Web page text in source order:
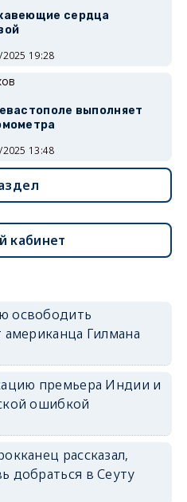
сердца
19:28
выполняет
13:48
кабинет
освободить
Гилмана
премьера Индии и
ошибкой
рассказал,
добраться в Сеуту